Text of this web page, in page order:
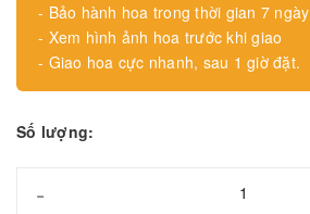
- Bảo hành hoa trong thời gian 7 ngày
- Xem hình ảnh hoa trước khi giao
- Giao hoa cực nhanh, sau 1 giờ đặt.
Số lượng:
-